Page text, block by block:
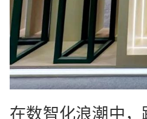
在数智化浪潮中